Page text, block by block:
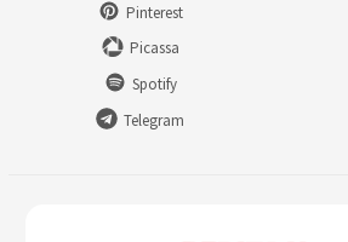
Pinterest
Picassa
Spotify
Telegram